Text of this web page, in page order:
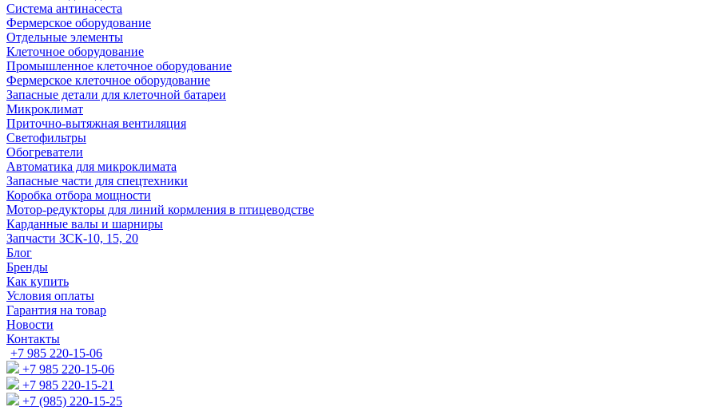
Система антинасеста
Фермерское оборудование
Отдельные элементы
Клеточное оборудование
Промышленное клеточное оборудование
Фермерское клеточное оборудование
Запасные детали для клеточной батареи
Микроклимат
Приточно-вытяжная вентиляция
Светофильтры
Обогреватели
Автоматика для микроклимата
Запасные части для спецтехники
Коробка отбора мощности
Мотор-редукторы для линий кормления в птицеводстве
Карданные валы и шарниры
Запчасти ЗСК-10, 15, 20
Блог
Бренды
Как купить
Условия оплаты
Гарантия на товар
Новости
Контакты
+7 985 220-15-06
+7 985 220-15-06
+7 985 220-15-21
+7 (985) 220-15-25